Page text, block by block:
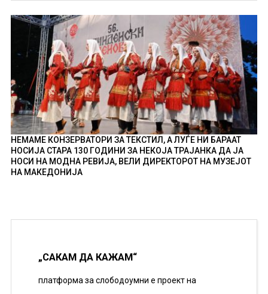
НЕМАМЕ КОНЗЕРВАТОРИ ЗА ТЕКСТИЛ, А ЛУЃЕ НИ БАРААТ
НОСИЈА СТАРА 130 ГОДИНИ ЗА НЕКОЈА ТРАЈАНКА ДА ЈА
НОСИ НА МОДНА РЕВИЈА, ВЕЛИ ДИРЕКТОРОТ НА МУЗЕЈОТ
НА МАКЕДОНИЈА
„САКАМ ДА КАЖАМ“
платформа за слободоумни е проект на